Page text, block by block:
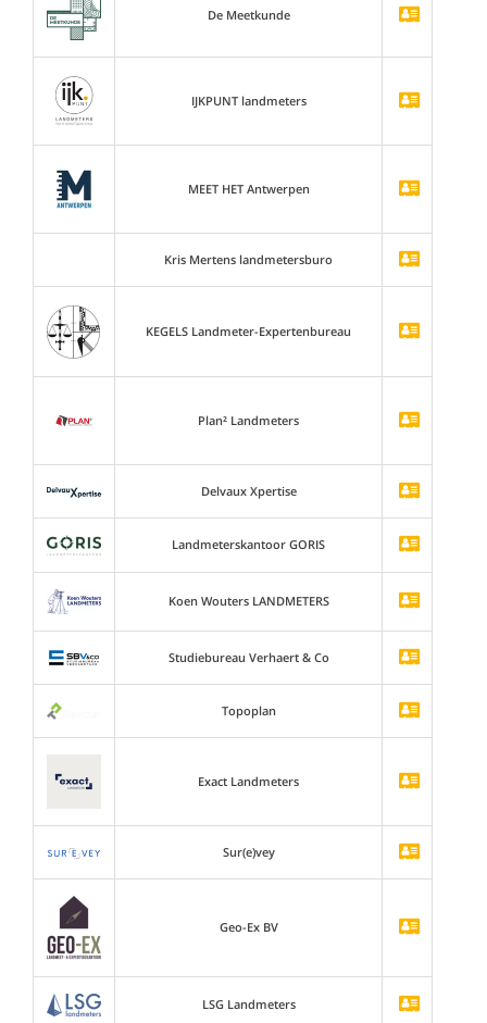
De Meetkunde
IJKPUNT landmeters
MEET HET Antwerpen
Kris Mertens landmetersburo
KEGELS Landmeter-Expertenbureau
Plan² Landmeters
Delvaux Xpertise
Landmeterskantoor GORIS
Koen Wouters LANDMETERS
Studiebureau Verhaert & Co
Topoplan
Exact Landmeters
Sur(e)vey
Geo-Ex BV
LSG Landmeters